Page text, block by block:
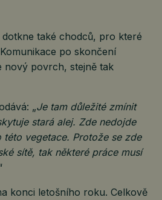
také chodců, pro které
po skončení
nový povrch, stejně tak
„Je tam důležité zmínit
stará alej. Zde nedojde
této vegetace. Protože se zde
sítě, tak některé práce musí
konci letošního roku. Celkově